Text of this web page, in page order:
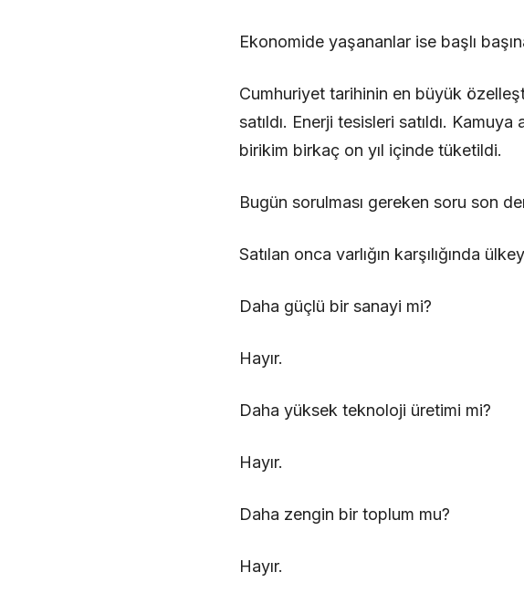
Ekonomide yaşananlar ise başlı
Cumhuriyet tarihinin en büyük
satıldı. Enerji tesisleri satıldı.
birikim birkaç on yıl içinde tüketildi.
Bugün sorulması gereken soru son
Satılan onca varlığın karşılığında
Daha güçlü bir sanayi mi?
Hayır.
Daha yüksek teknoloji üretimi mi?
Hayır.
Daha zengin bir toplum mu?
Hayır.